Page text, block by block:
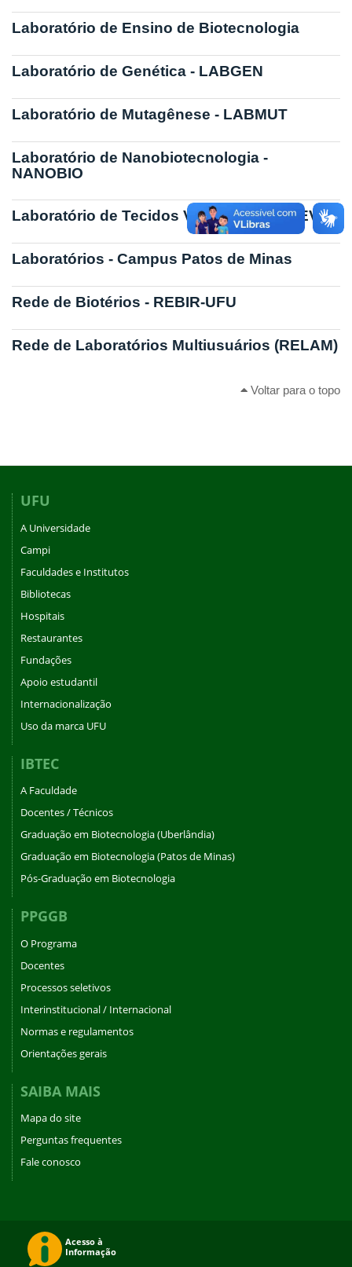
Laboratório de Ensino de Biotecnologia
Laboratório de Genética - LABGEN
Laboratório de Mutagênese - LABMUT
Laboratório de Nanobiotecnologia -
NANOBIO
Laboratório de Tecidos Vegetais - LABTEV
Laboratórios - Campus Patos de Minas
Rede de Biotérios - REBIR-UFU
Rede de Laboratórios Multiusuários (RELAM)
Voltar para o topo
UFU
A Universidade
Campi
Faculdades e Institutos
Bibliotecas
Hospitais
Restaurantes
Fundações
Apoio estudantil
Internacionalização
Uso da marca UFU
IBTEC
A Faculdade
Docentes / Técnicos
Graduação em Biotecnologia (Uberlândia)
Graduação em Biotecnologia (Patos de Minas)
Pós-Graduação em Biotecnologia
PPGGB
O Programa
Docentes
Processos seletivos
Interinstitucional / Internacional
Normas e regulamentos
Orientações gerais
SAIBA MAIS
Mapa do site
Perguntas frequentes
Fale conosco